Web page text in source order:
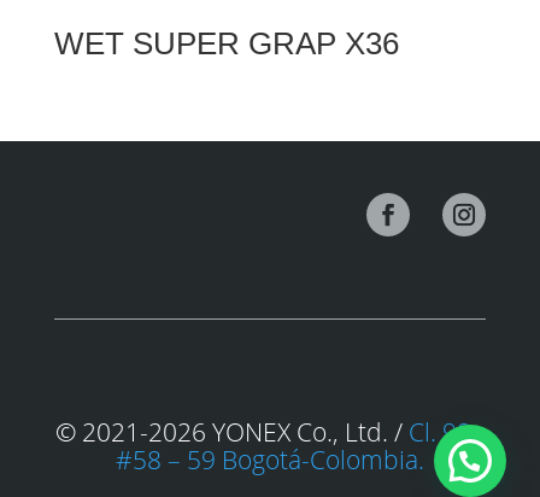
WET SUPER GRAP X36
© 2021-2026 YONEX Co., Ltd. /Cl. 98a
#58 – 59 Bogotá-Colombia.